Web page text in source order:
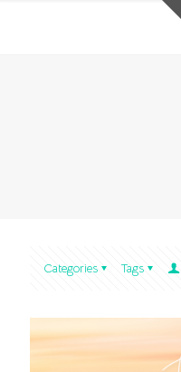
Categories Tags